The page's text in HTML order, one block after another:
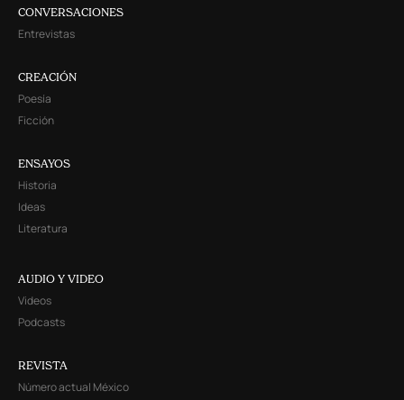
CONVERSACIONES
Entrevistas
CREACIÓN
Poesía
Ficción
ENSAYOS
Historia
Ideas
Literatura
AUDIO Y VIDEO
Videos
Podcasts
REVISTA
Número actual México